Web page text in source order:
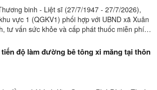
binh - Liệt sĩ (27/7/1947 - 27/7/2026),
vực 1 (QGKV1) phối hợp với UBND xã Xuân
tư vấn sức khỏe và cấp phát thuốc miễn phí